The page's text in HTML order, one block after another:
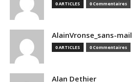
0 ARTICLES 0 Commentaires
AlainVronse_sans-mail
0 ARTICLES 0 Commentaires
Alan Dethier